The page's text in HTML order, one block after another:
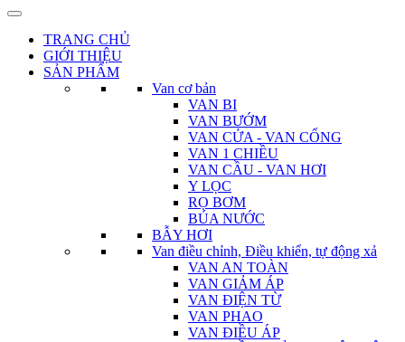
TRANG CHỦ
GIỚI THIỆU
SẢN PHẨM
Van cơ bản
VAN BI
VAN BƯỚM
VAN CỬA - VAN CỔNG
VAN 1 CHIỀU
VAN CẦU - VAN HƠI
Y LỌC
RỌ BƠM
BÚA NƯỚC
BẪY HƠI
Van điều chỉnh, Điều khiển, tự động xả
VAN AN TOÀN
VAN GIẢM ÁP
VAN ĐIỆN TỪ
VAN PHAO
VAN ĐIỀU ÁP